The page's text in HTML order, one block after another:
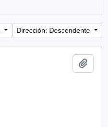
Dirección: Descendente